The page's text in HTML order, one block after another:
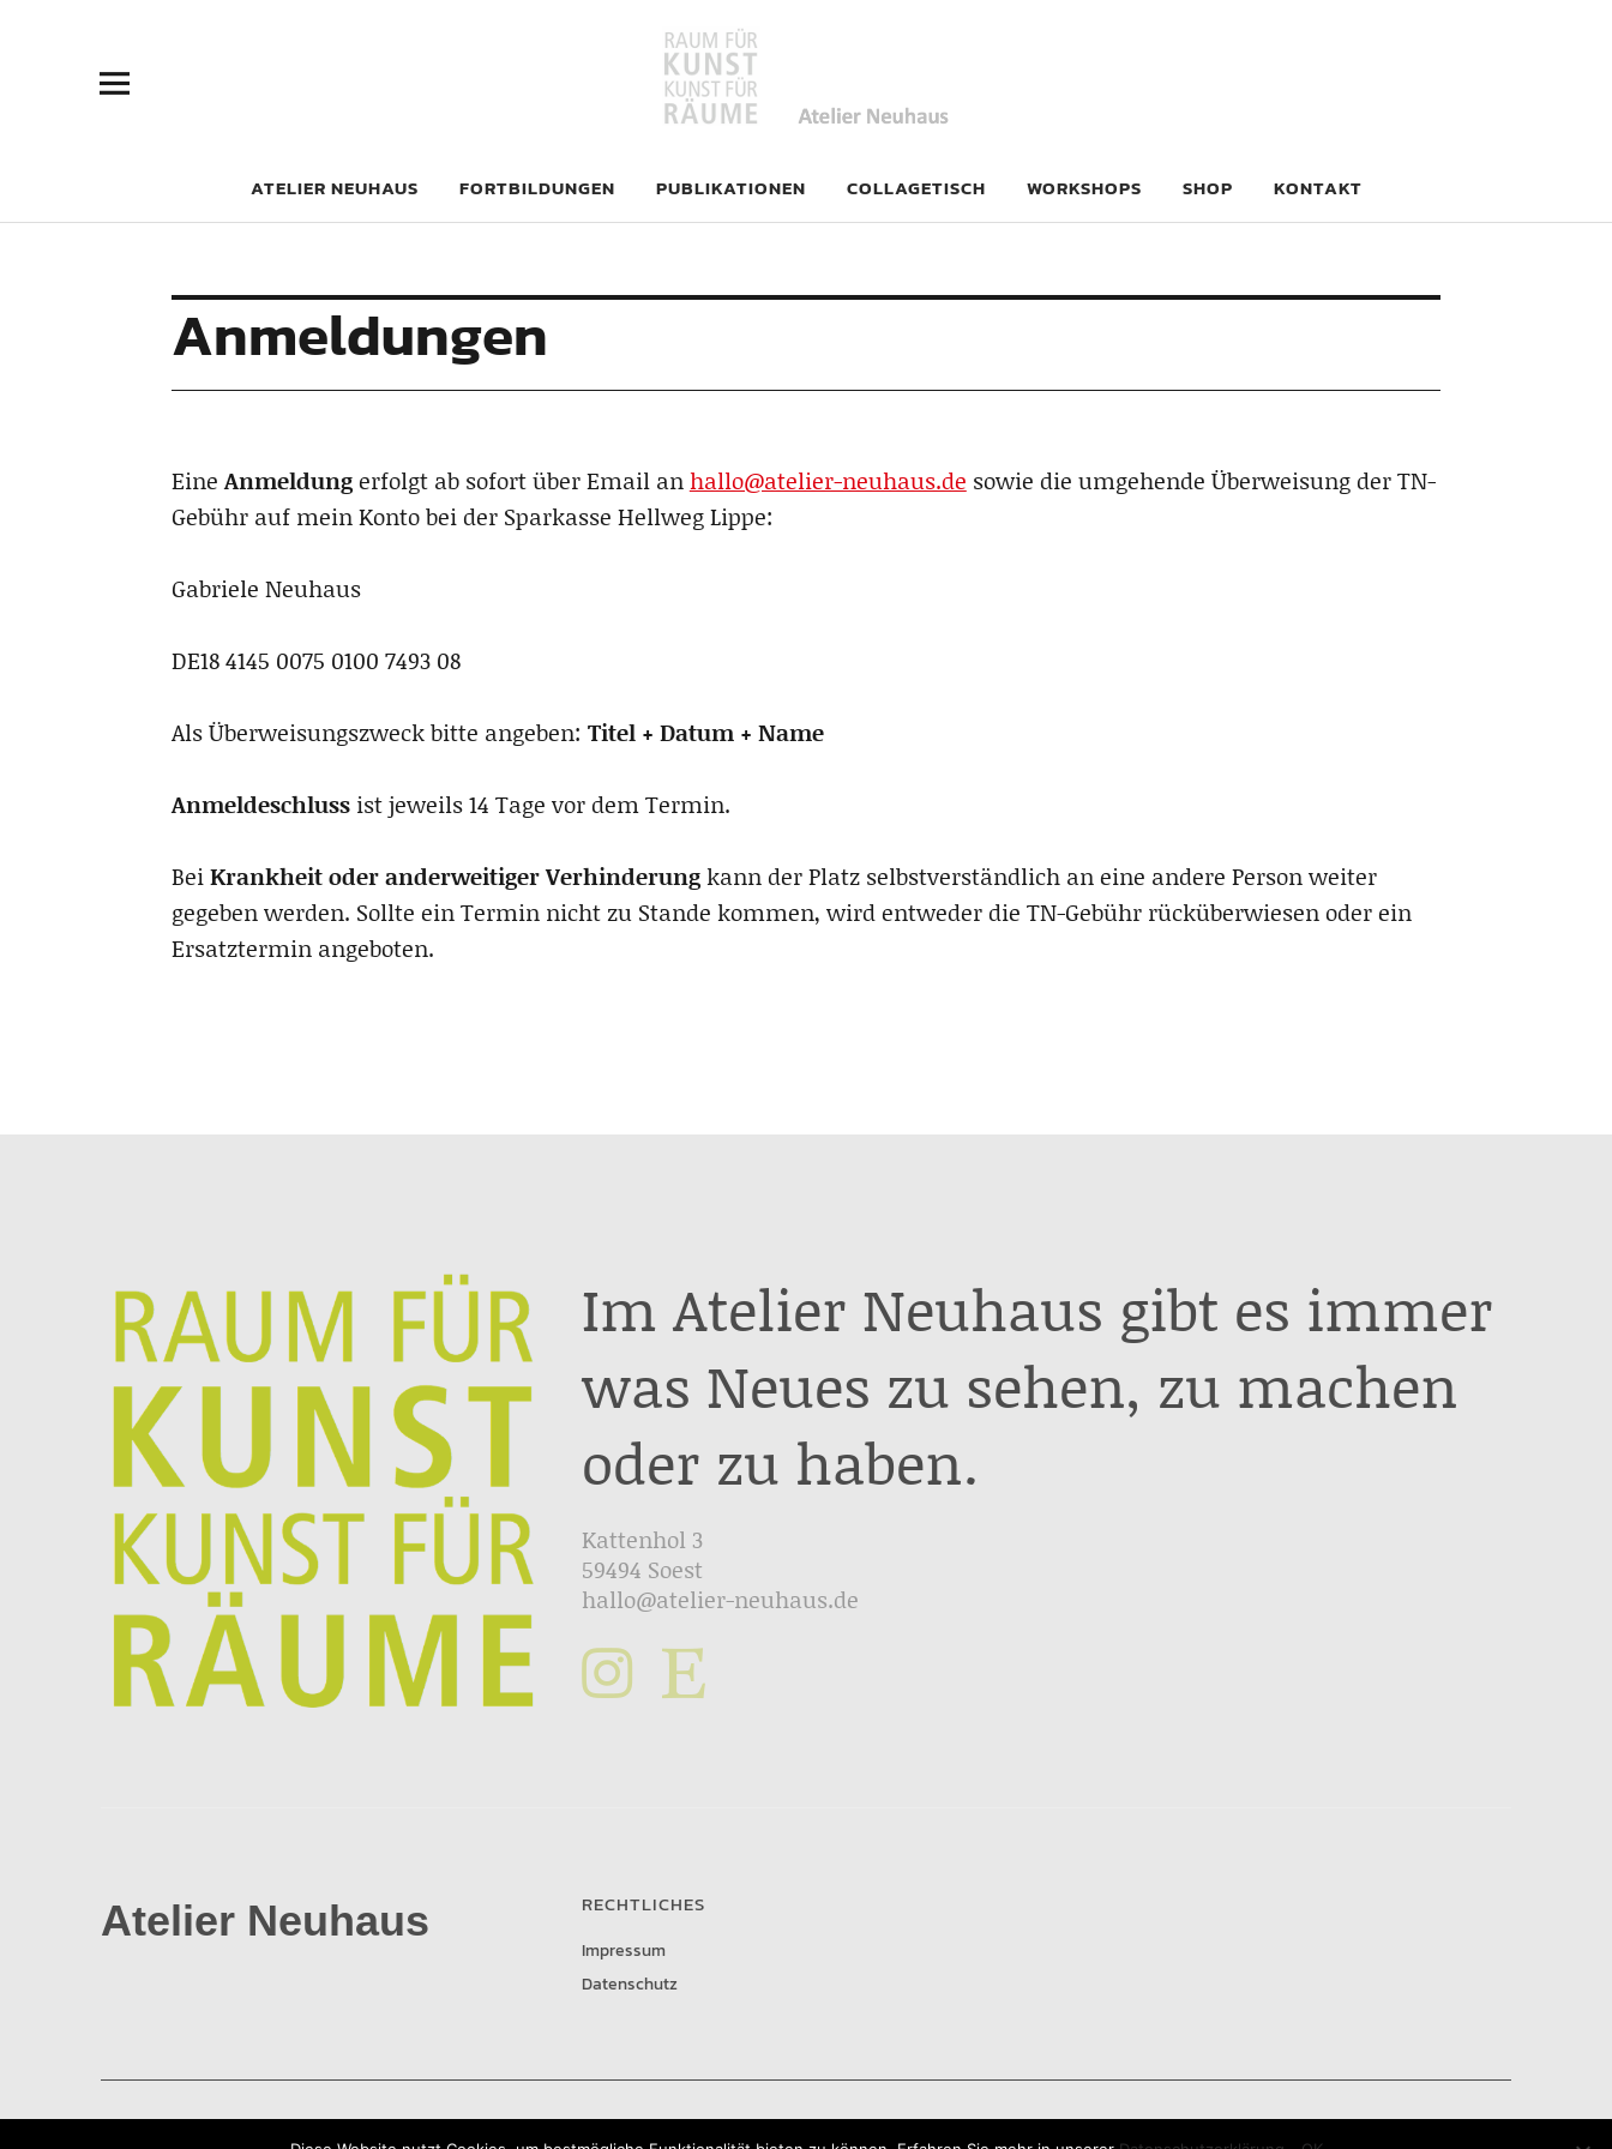
Atelier Neuhaus
ATELIER NEUHAUS FORTBILDUNGEN PUBLIKATIONEN COLLAGETISCH WORKSHOPS SHOP KONTAKT
Anmeldungen
EineAnmeldungerfolgt ab sofort über Email anhallo@atelier-neuhaus.de sowie die umgehende Überweisung der TN-
Gebühr auf mein Konto bei der Sparkasse Hellweg Lippe:
Gabriele Neuhaus
DE18 4145 0075 0100 7493 08
Als Überweisungszweck bitte angeben: Titel + Datum + Name
Anmeldeschluss ist jeweils 14 Tage vor dem Termin.
BeiKrankheit oder anderweitiger Verhinderungkann der Platz selbstverständlich an eine andere Person weiter
gegeben werden. Sollte ein Termin nicht zu Stande kommen, wird entweder die TN-Gebühr rücküberwiesen oder ein
Ersatztermin angeboten.
Im Atelier Neuhaus gibt es immer
was Neues zu sehen, zu machen
oder zu haben.
Kattenhol 3
59494 Soest
hallo@atelier-neuhaus.de
Atelier Neuhaus RECHTLICHES
Impressum
Datenschutz
Copyright © 2021 Gabriele Neuhaus